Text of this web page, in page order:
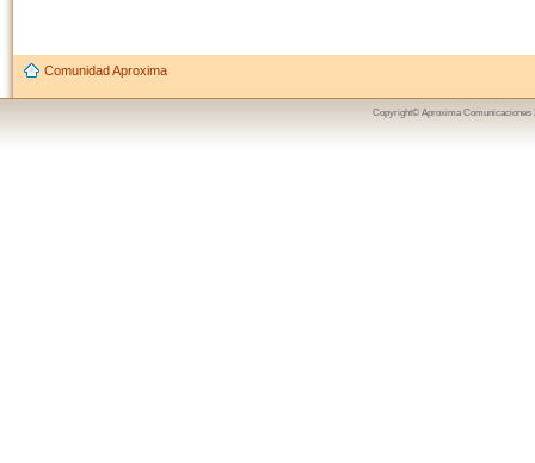
Comunidad Aproxima
Copyright© Aproxima Comunicaciones